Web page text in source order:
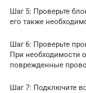
Шаг 5: Проверьте
его также
Шаг 6: Проверьте
При необходимости
поврежденные
Шаг 7: Подключите